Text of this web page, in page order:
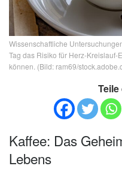
Wissenschaftliche
Tag das Risiko für Herz-
können. (Bild: ram69/
Kaffee: Das
Lebens